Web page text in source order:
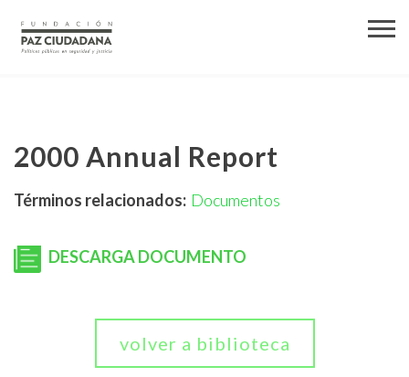
2000 Annual Report
Términos relacionados: Documentos
DESCARGA DOCUMENTO
volver a biblioteca